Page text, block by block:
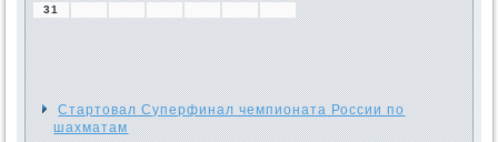
31
Стартовал Суперфинал чемпионата России по
шахматам